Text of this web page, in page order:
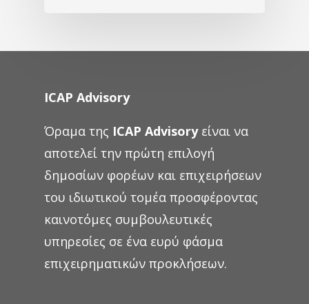
ICAP Advisory
Όραμα της ICAP Advisoryείναι να
αποτελεί την πρώτη επιλογή
δημοσίων φορέων και επιχειρήσεων
του ιδιωτικού τομέα προσφέροντας
καινοτόμες συμβουλευτικές
υπηρεσίες σε ένα ευρύ φάσμα
επιχειρηματικών προκλήσεων.